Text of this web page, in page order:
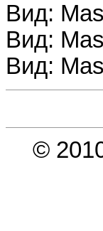
Вид:
Вид:
Вид:
©